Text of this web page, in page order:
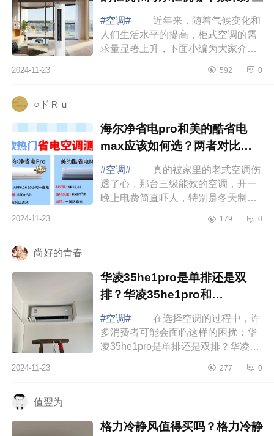
#空调#
近年来，随着气候变化和
人们生活水平的提高，柜式空调的需
求量显著上升，下面小编为大家介绍
柜机和海尔柜机哪个效果好些 柜
2024-11-23 592 0
○ドＲｕ
海尔净省电pro和美的酷省电
max应该如何选？两者对比哪
款好
#空调#
真的被家里的老式空调伤
透了心，那台三级能效的空调，开一
晚上电费简直吓人，特别是冬天制热
有了被这老式空调“背刺”的经历，我...
2024-11-23 179 0
尚好的青春
华凌35he1pro是单排还是双
排？华凌35he1pro和
n8he1pro区别
#空调#
在选择空调的过程中，许
多消费者可能会面临这样的困扰：华
凌35he1pro是单排还是双排？华凌
35he1pro和n8he1pro区别 华凌
2024-11-23 277 0
值翌为
格力冷静风值得买吗？格力冷静